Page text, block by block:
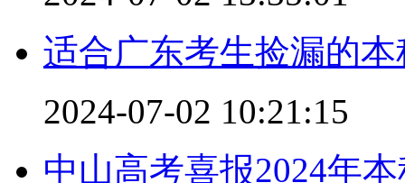
适合广东考生捡漏的
2024-07-02 10:21:15
中山高考喜报2024年